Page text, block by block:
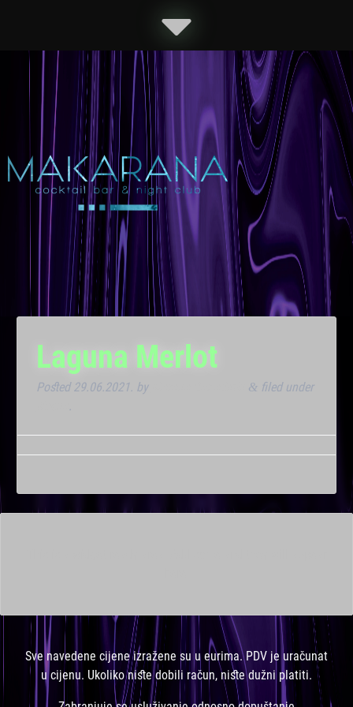
Laguna Merlot
Posted29.06.2021. by & filed under
.
Sve navedene cijene izražene su u eurima. PDV je uračunat
u cijenu. Ukoliko niste dobili račun, niste dužni platiti.